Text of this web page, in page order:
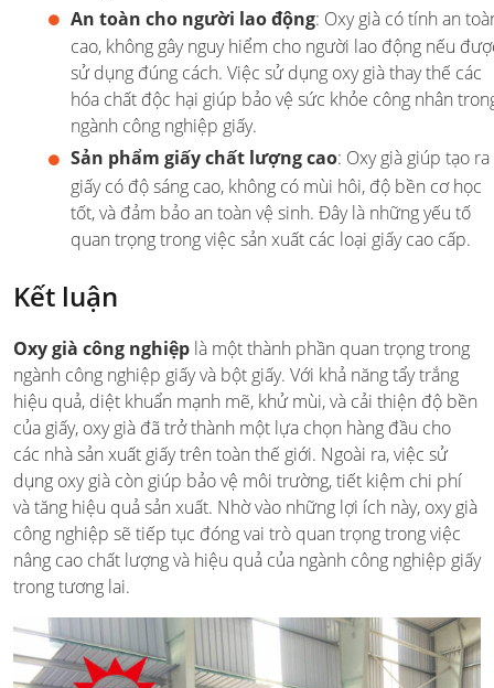
An toàn cho người lao động: Oxy già có tính an
cao, không gây nguy hiểm cho người lao động nếu
sử dụng đúng cách. Việc sử dụng oxy già thay thế các
hóa chất độc hại giúp bảo vệ sức khỏe công nhân
ngành công nghiệp giấy.
Sản phẩm giấy chất lượng cao: Oxy già giúp tạo ra
giấy có độ sáng cao, không có mùi hôi, độ bền cơ học
tốt, và đảm bảo an toàn vệ sinh. Đây là những yếu tố
quan trọng trong việc sản xuất các loại giấy cao cấp.
Kết luận
Oxy già công nghiệp là một thành phần quan trọng trong
ngành công nghiệp giấy và bột giấy. Với khả năng tẩy trắng
hiệu quả, diệt khuẩn mạnh mẽ, khử mùi, và cải thiện độ bền
của giấy, oxy già đã trở thành một lựa chọn hàng đầu cho
các nhà sản xuất giấy trên toàn thế giới. Ngoài ra, việc sử
dụng oxy già còn giúp bảo vệ môi trường, tiết kiệm chi phí
và tăng hiệu quả sản xuất. Nhờ vào những lợi ích này, oxy già
công nghiệp sẽ tiếp tục đóng vai trò quan trọng trong việc
nâng cao chất lượng và hiệu quả của ngành công nghiệp giấy
trong tương lai.